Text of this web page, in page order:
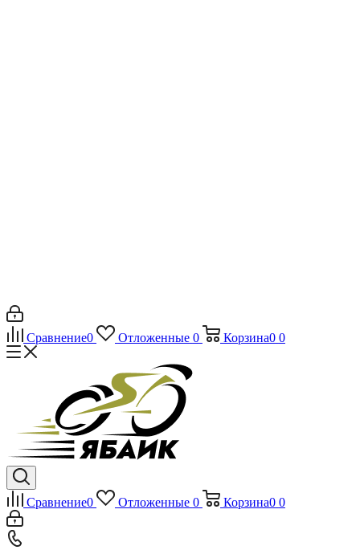
Сравнение0 Отложенные 0 Корзина0 0
Сравнение0 Отложенные 0 Корзина0 0